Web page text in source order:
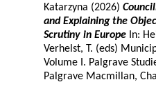
Katarzyna (2026)
and Explaining the
Scrutiny in Europe In:
Verhelst, T. (eds)
Volume I. Palgrave
Palgrave Macmillan,